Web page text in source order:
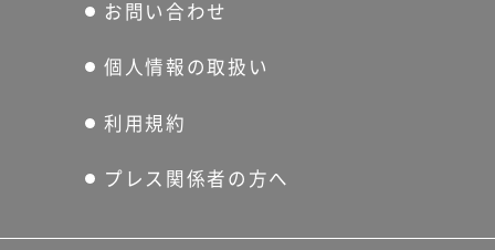
お問い合わせ
個人情報の取扱い
利用規約
プレス関係者の方へ